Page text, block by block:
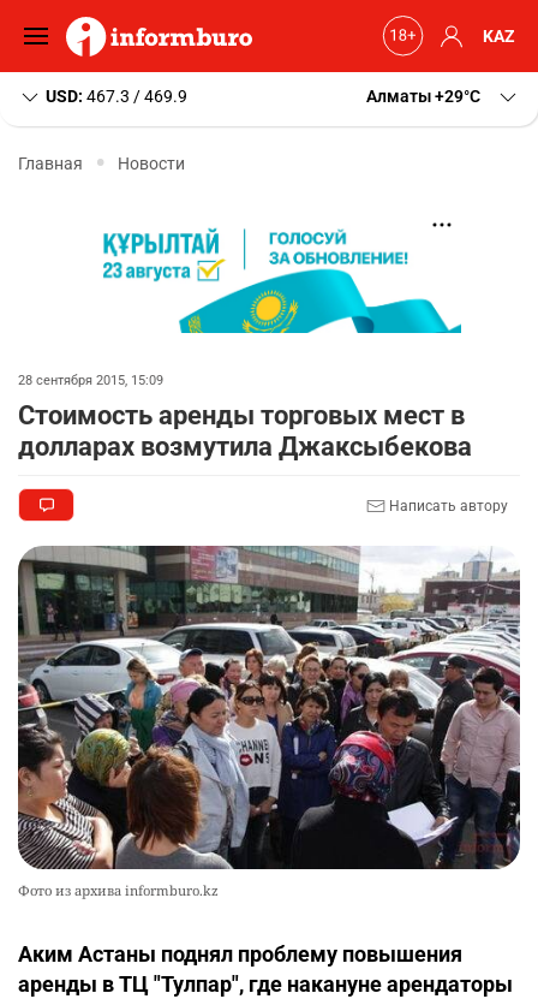
KAZ
USD: 467.3 / 469.9 Алматы+29 C
Главная Новости
28 сентября 2015, 15:09
Стоимость аренды торговых мест в
долларах возмутила Джаксыбекова
Написать автору
Фото из архива informburo.kz
Аким Астаны поднял проблему повышения
аренды в ТЦ "Тулпар", где накануне арендаторы